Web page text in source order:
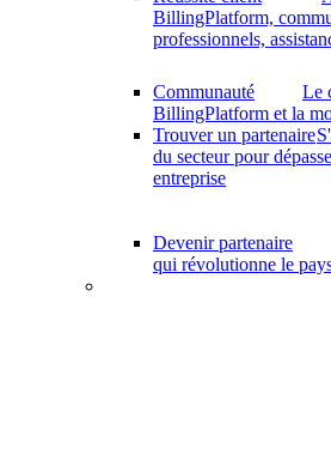
BillingPlatform,
professionnels,
Communauté
Le
BillingPlatform et la
Trouver un partenaire
du secteur pour
entreprise
Devenir partenaire
qui révolutionne le